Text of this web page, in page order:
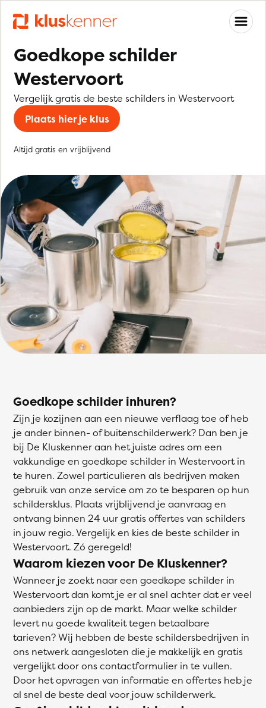
Goedkope schilder
Westervoort
Vergelijk gratis de beste schilders in Westervoort
Plaats hier je klus
Altijd gratis en vrijblijvend
Goedkope schilder inhuren?
Zijn je kozijnen aan een nieuwe verflaag toe of heb
je ander binnen- of buitenschilderwerk? Dan ben je
bij De Kluskenner aan het juiste adres om een
vakkundige en goedkope schilder in Westervoort in
te huren. Zowel particulieren als bedrijven maken
gebruik van onze service om zo te besparen op hun
schildersklus. Plaats vrijblijvend je aanvraag en
ontvang binnen 24 uur gratis offertes van schilders
in jouw regio. Vergelijk en kies de beste schilder in
Westervoort. Zó geregeld!
Waarom kiezen voor De Kluskenner?
Wanneer je zoekt naar een goedkope schilder in
Westervoort dan komt je er al snel achter dat er veel
aanbieders zijn op de markt. Maar welke schilder
levert nu goede kwaliteit tegen betaalbare
tarieven? Wij hebben de beste schildersbedrijven in
ons netwerk aangesloten die je makkelijk en gratis
vergelijkt door ons contactformulier in te vullen.
Door het opvragen van informatie en offertes heb je
al snel de beste deal voor jouw schilderwerk.